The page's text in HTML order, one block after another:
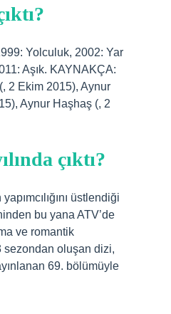
Yolculuk, 2002: Yar
Aşık. KAYNAKÇA:
2 Ekim 2015), Aynur
Aynur Haşhaş (, 2
çıktı?
üstlendiği
bu yana ATV’de
ve romantik
oluşan dizi,
69. bölümüyle